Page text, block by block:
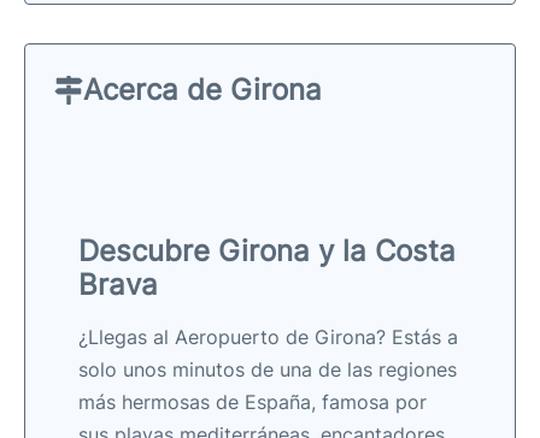
Acerca de Girona
Descubre Girona y la Costa
Brava
¿Llegas al Aeropuerto de Girona? Estás a
solo unos minutos de una de las regiones
más hermosas de España, famosa por